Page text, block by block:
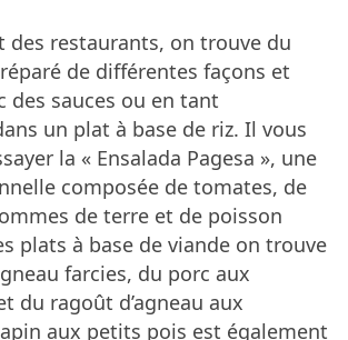
des restaurants, on trouve du
de différentes façons et
des sauces ou en tant
un plat à base de riz. Il vous
la « Ensalada Pagesa », une
composée de tomates, de
de terre et de poisson
plats à base de viande on trouve
farcies, du porc aux
du ragoût d’agneau aux
aux petits pois est également